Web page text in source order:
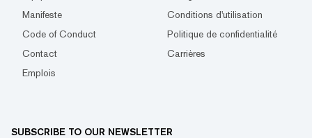
Manifeste
Conditions d'utilisation
Code of Conduct
Politique de confidentialité
Contact
Carrières
Emplois
SUBSCRIBE TO OUR NEWSLETTER